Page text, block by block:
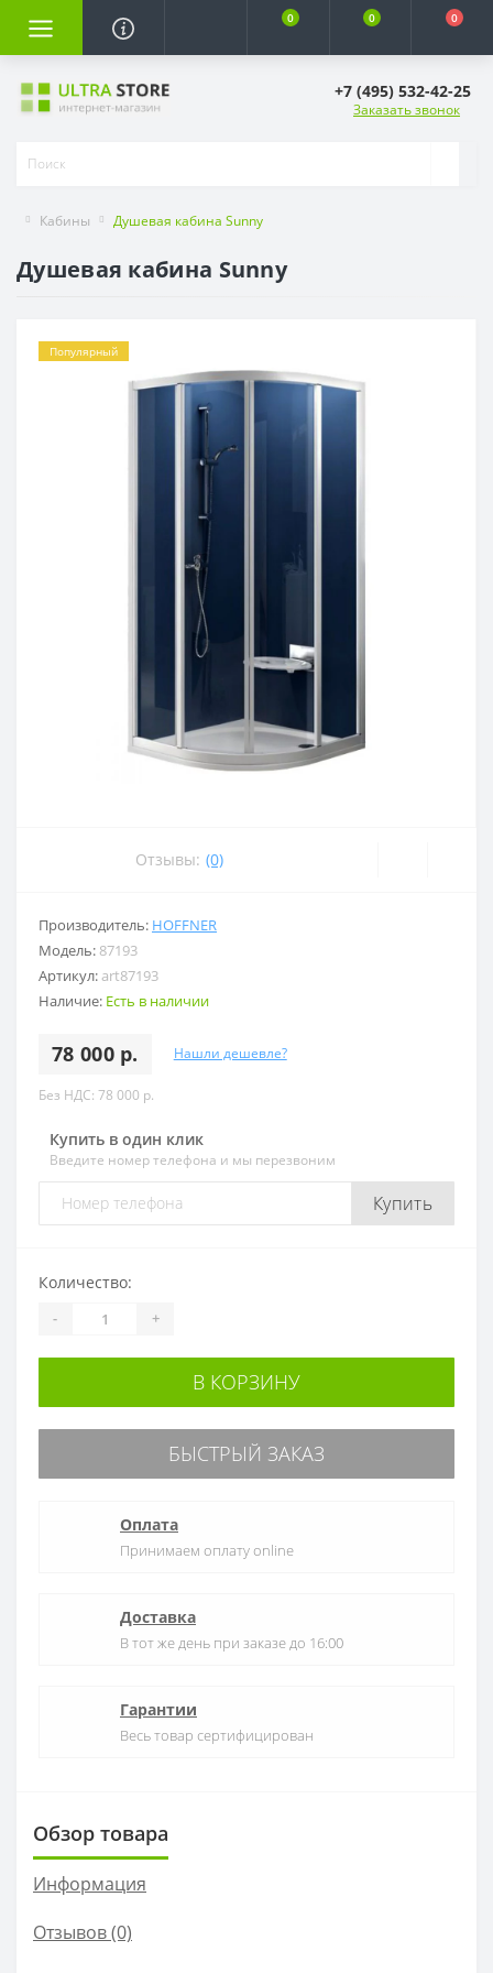
0 0 0
+7 (495) 532-42-25
Заказать звонок
Кабины Душевая кабина Sunny
Душевая кабина Sunny
Популярный
Отзывы: (0)
Производитель: HOFFNER
Модель: 87193
Артикул: art87193
Наличие: Есть в наличии
78 000 р. Нашли дешевле?
Без НДС: 78 000 р.
Купить в один клик
Введите номер телефона и мы перезвоним
Купить
Количество:
- +
В КОРЗИНУ
БЫСТРЫЙ ЗАКАЗ
Оплата
Принимаем оплату online
Доставка
В тот же день при заказе до 16:00
Гарантии
Весь товар сертифицирован
Обзор товара
Информация
Отзывов (0)